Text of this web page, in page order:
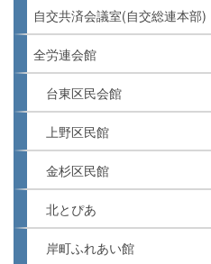
自交共済会議室(自交総連本部)
全労連会館
台東区民会館
上野区民館
金杉区民館
北とぴあ
岸町ふれあい館